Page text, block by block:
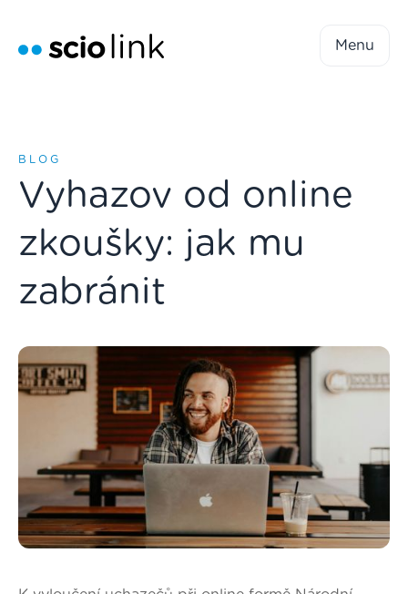
Menu
BLOG
Vyhazov od online
zkoušky: jak mu
zabránit